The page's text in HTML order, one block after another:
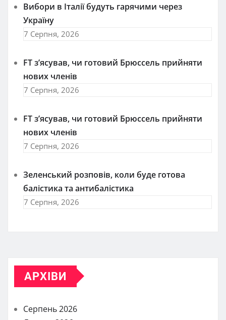
Вибори в Італії будуть гарячими через
Україну
7 Серпня, 2026
FT зʼясував, чи готовий Брюссель прийняти
нових членів
7 Серпня, 2026
FT зʼясував, чи готовий Брюссель прийняти
нових членів
7 Серпня, 2026
Зеленський розповів, коли буде готова
балістика та антибалістика
7 Серпня, 2026
АРХІВИ
Серпень 2026